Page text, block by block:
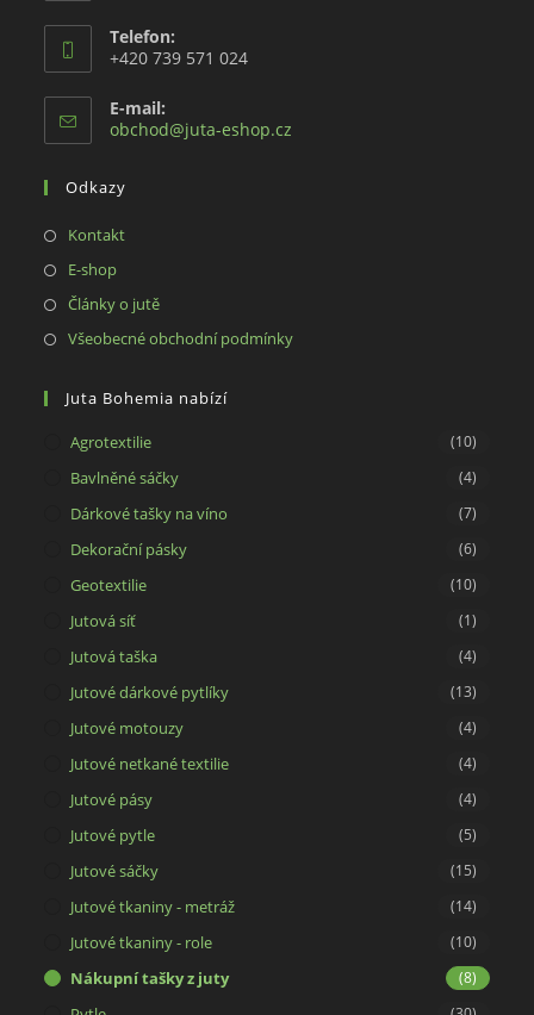
Telefon:
+420 739 571 024
E-mail:
obchod@juta-eshop.cz
Odkazy
KontaktOpens
a
tab
E-shopOpens
in
tab
Články o jutěOpens
in
new
Všeobecné obchodní podmínkyOpens
Juta Bohemia nabízí
Agrotextilie (10)
Bavlněné sáčky (4)
Dárkové tašky na víno (7)
Dekorační pásky (6)
Geotextilie (10)
Jutová síť (1)
Jutová taška (4)
Jutové dárkové pytlíky (13)
Jutové motouzy (4)
Jutové netkané textilie (4)
Jutové pásy (4)
Jutové pytle (5)
Jutové sáčky (15)
Jutové tkaniny - metráž (14)
Jutové tkaniny - role (10)
Nákupní tašky z juty (8)